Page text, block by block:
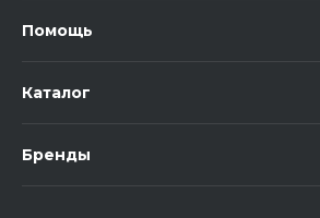
Помощь
Каталог
Бренды